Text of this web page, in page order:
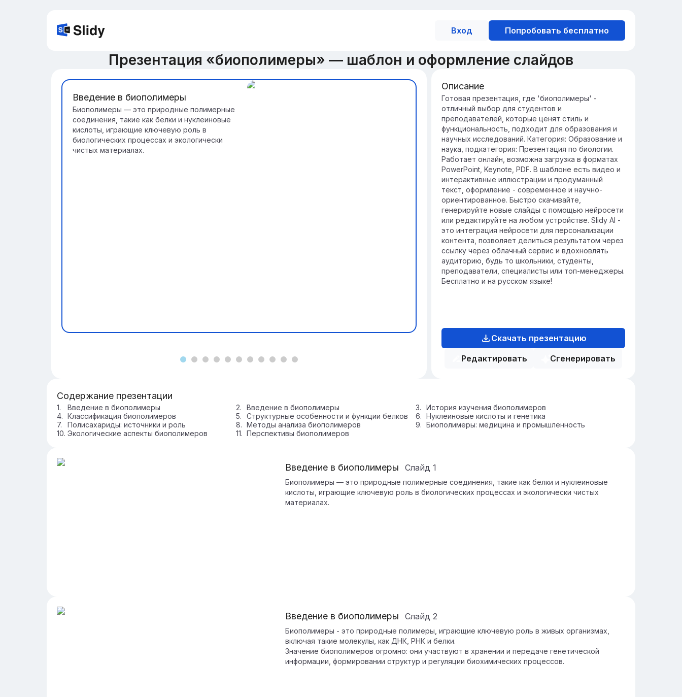
Вход Попробовать бесплатно
Презентация «биополимеры» — шаблон и оформление слайдов
Введение в биополимеры
Биополимеры — это природные полимерные
соединения, такие как белки и нуклеиновые
кислоты, играющие ключевую роль в
биологических процессах и экологически
чистых материалах.
Введение в биополимеры
Биополимеры - это природные полимеры,
играющие ключевую роль в живых
организмах, включая такие молекулы, как
ДНК, РНК и белки.
Значение биополимеров огромно: они
участвуют в хранении и передаче
генетической информации, формировании
структур и регуляции биохимических
процессов.
Описание
Готовая презентация, где 'биополимеры' -
отличный выбор для студентов и
преподавателей, которые ценят стиль и
функциональность, подходит для образования и
научных исследований. Категория: Образование и
наука, подкатегория: Презентация по биологии.
Работает онлайн, возможна загрузка в форматах
PowerPoint, Keynote, PDF. В шаблоне есть видео и
интерактивные иллюстрации и продуманный
текст, оформление - современное и научно-
ориентированное. Быстро скачивайте,
генерируйте новые слайды с помощью нейросети
или редактируйте на любом устройстве. Slidy AI -
это интеграция нейросети для персонализации
контента, позволяет делиться результатом через
ссылку через облачный сервис и вдохновлять
аудиторию, будь то школьники, студенты,
преподаватели, специалисты или топ-менеджеры.
Бесплатно и на русском языке!
Скачать презентацию
Редактировать
Сгенерировать
Содержание презентации
Введение в биополимеры Введение в биополимеры
История изучения биополимеров
Классификация биополимеров
Структурные особенности и функции белков
Нуклеиновые кислоты и генетика
Полисахариды: источники и роль
Методы анализа биополимеров
Биополимеры: медицина и промышленность
Экологические аспекты биополимеров
Перспективы биополимеров
Введение в биополимеры Слайд 1
Биополимеры — это природные полимерные соединения, такие как белки и нуклеиновые
кислоты, играющие ключевую роль в биологических процессах и экологически чистых
материалах.
Введение в биополимеры Слайд 2
Биополимеры - это природные полимеры, играющие ключевую роль в живых организмах,
включая такие молекулы, как ДНК, РНК и белки.
Значение биополимеров огромно: они участвуют в хранении и передаче генетической
информации, формировании структур и регуляции биохимических процессов.